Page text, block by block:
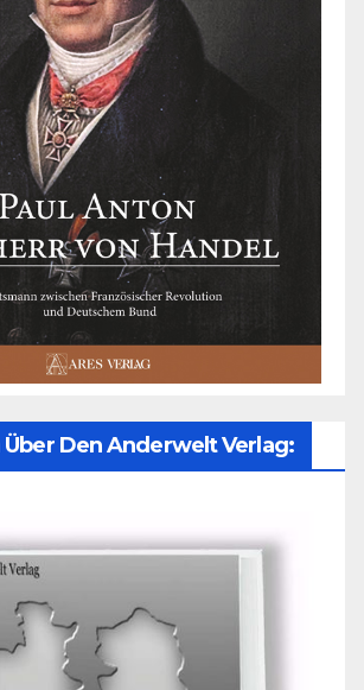
Den Anderwelt Verlag: